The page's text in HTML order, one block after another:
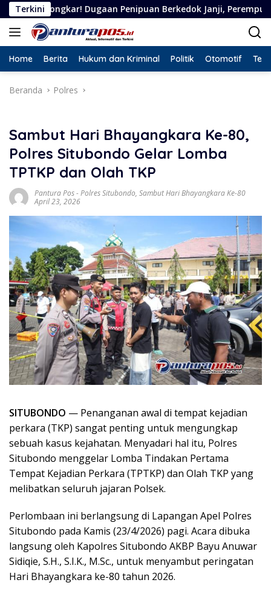
Langsung
ke
konten
Terkini
Dugaan Penipuan Berkedok Janji, Perempuan Asal
Home Berita Hukum dan Kriminal Politik Otomotif
Beranda Polres
Sambut Hari Bhayangkara Ke-80,
Polres Situbondo Gelar Lomba
TPTKP dan Olah TKP
Pantura Pos-Polres Situbondo, Sambut Hari Bhayangkara Ke-80
April 23, 2026
SITUBONDO — Penanganan awal di tempat kejadian
perkara (TKP) sangat penting untuk mengungkap
sebuah kasus kejahatan. Menyadari hal itu, Polres
Situbondo menggelar Lomba Tindakan Pertama
Tempat Kejadian Perkara (TPTKP) dan Olah TKP yang
melibatkan seluruh jajaran Polsek.
Perlombaan ini berlangsung di Lapangan Apel Polres
Situbondo pada Kamis (23/4/2026) pagi. Acara dibuka
langsung oleh Kapolres Situbondo AKBP Bayu Anuwar
Sidiqie, S.H., S.I.K., M.Sc., untuk menyambut peringatan
Hari Bhayangkara ke-80 tahun 2026.